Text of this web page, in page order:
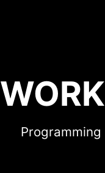
WORK
Programming